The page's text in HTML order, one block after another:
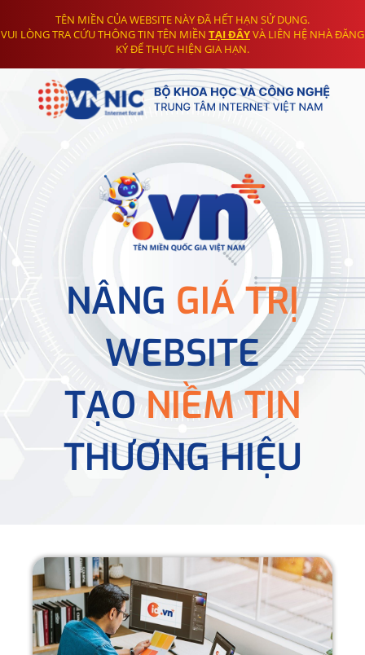
TÊN MIỀN CỦA WEBSITE NÀY ĐÃ HẾT HẠN SỬ DỤNG.
VUI LÒNG TRA CỨU THÔNG TIN TÊN MIỀN TẠI ĐÂYVÀ LIÊN HỆ NHÀ ĐĂNG
KÝ ĐỂ THỰC HIỆN GIA HẠN.
NÂNG GIÁ TRỊ
WEBSITE
TẠONIỀM TIN
THƯƠNG HIỆU